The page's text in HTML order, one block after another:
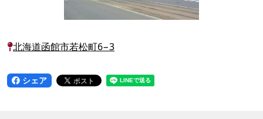
北海道函館市若松町6−3
シェア